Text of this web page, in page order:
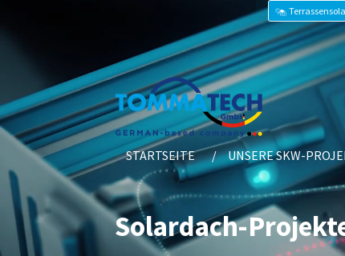
STARTSEITE UNSERE SKW-
Solardach-